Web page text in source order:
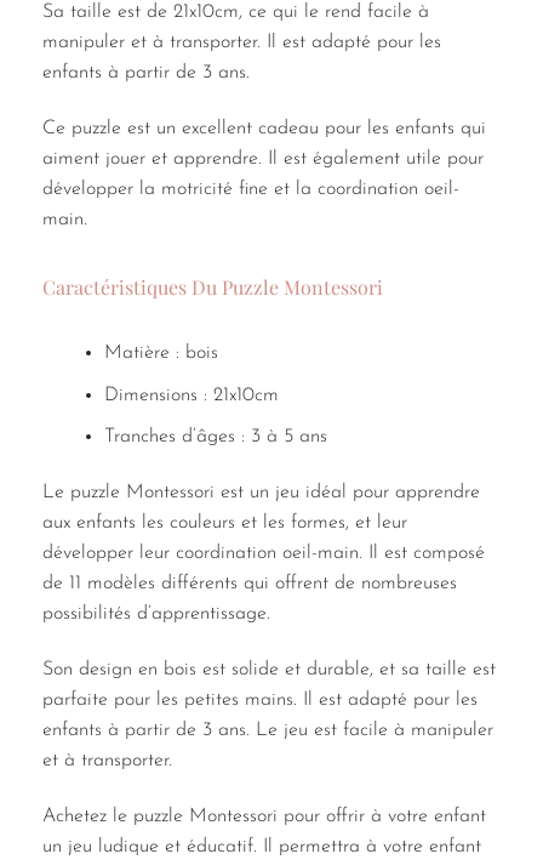
Sa taille est de 21x10cm, ce qui le rend facile à
manipuler et à transporter. Il est adapté pour les
enfants à partir de 3 ans.
Ce puzzle est un excellent cadeau pour les enfants qui
aiment jouer et apprendre. Il est également utile pour
développer la motricité fine et la coordination oeil-
main.
Caractéristiques Du Puzzle Montessori
Matière : bois
Dimensions : 21x10cm
Tranches d’âges : 3 à 5 ans
Le puzzle Montessori est un jeu idéal pour apprendre
aux enfants les couleurs et les formes, et leur
développer leur coordination oeil-main. Il est composé
de 11 modèles différents qui offrent de nombreuses
possibilités d’apprentissage.
Son design en bois est solide et durable, et sa taille est
parfaite pour les petites mains. Il est adapté pour les
enfants à partir de 3 ans. Le jeu est facile à manipuler
et à transporter.
Achetez le puzzle Montessori pour offrir à votre enfant
un jeu ludique et éducatif. Il permettra à votre enfant